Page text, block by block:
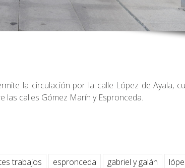
la circulación por la calle López de Ayala,
las calles Gómez Marín y Espronceda.
trabajos espronceda gabriel y galán